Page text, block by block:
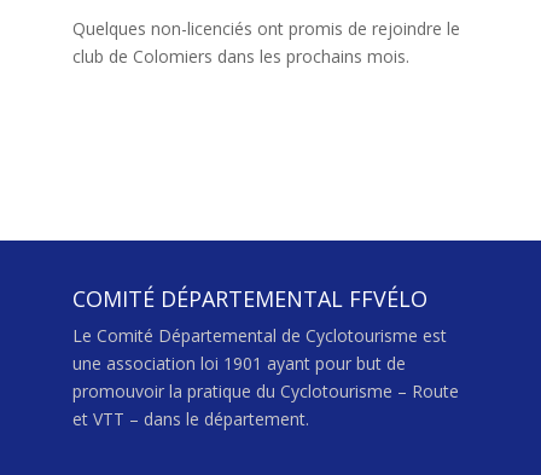
Quelques non-licenciés ont promis de rejoindre le
club de Colomiers dans les prochains mois.
COMITÉ DÉPARTEMENTAL FFVÉLO
Le Comité Départemental de Cyclotourisme est
une association loi 1901 ayant pour but de
promouvoir la pratique du Cyclotourisme – Route
et VTT – dans le département.